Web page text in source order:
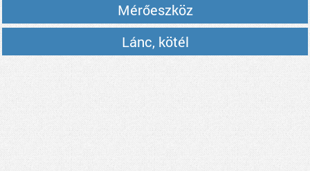
Mérőeszköz
Lánc, kötél